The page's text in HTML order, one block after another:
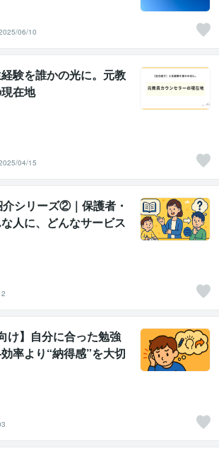
06/10
経験を誰かの光に。元教
在地
04/15
介シリーズ②｜保護者・
人に、どんなサービス
？——学びと進路の“伴
け】自分に合った勉強
率より“納得感”を大切